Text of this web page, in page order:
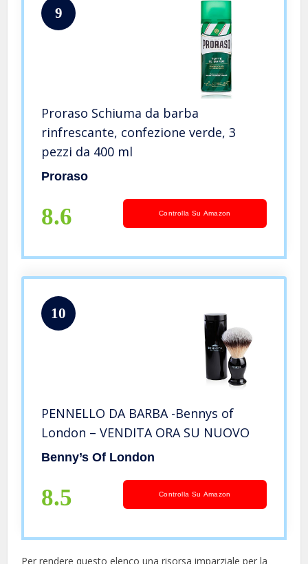
9
Proraso Schiuma da barba
rinfrescante, confezione verde, 3
pezzi da 400 ml
Proraso
8.6 Controlla Su Amazon
10
PENNELLO DA BARBA -Bennys of
London – VENDITA ORA SU NUOVO
Benny’s Of London
8.5 Controlla Su Amazon
Per rendere questo elenco una risorsa imparziale per la